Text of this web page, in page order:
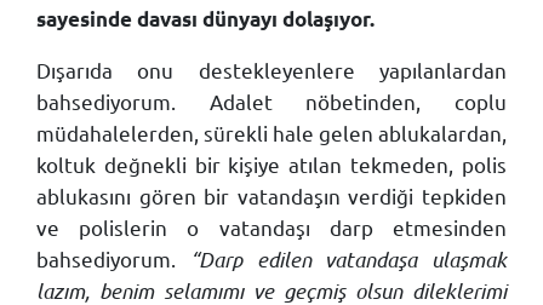
sayesinde davası dünyayı dolaşıyor.
Dışarıda onu destekleyenlere yapılanlardan
bahsediyorum. Adalet nöbetinden, coplu
müdahalelerden, sürekli hale gelen ablukalardan,
koltuk değnekli bir kişiye atılan tekmeden, polis
ablukasını gören bir vatandaşın verdiği tepkiden
ve polislerin o vatandaşı darp etmesinden
bahsediyorum.
“Darp edilen vatandaşa ulaşmak
lazım, benim selamımı ve geçmiş olsun dileklerimi